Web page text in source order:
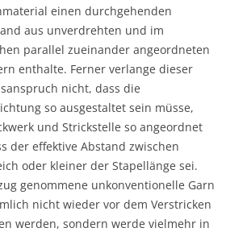
einen durchgehenden
aus unverdrehten und im
parallel zueinander angeordneten
enthalte. Ferner verlange dieser
nicht, dass die
so ausgestaltet sein müsse,
und Strickstelle so angeordnet
der effektive Abstand zwischen
oder kleiner der Stapellänge sei.
genommene unkonventionelle Garn
nicht wieder vor dem Verstricken
werden, sondern werde vielmehr in